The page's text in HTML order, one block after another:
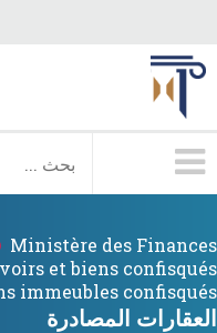
content
Principale
Breadcrumb
Ministère des Finances
et biens confisqués
immeubles confisqués
العقارات المصادرة